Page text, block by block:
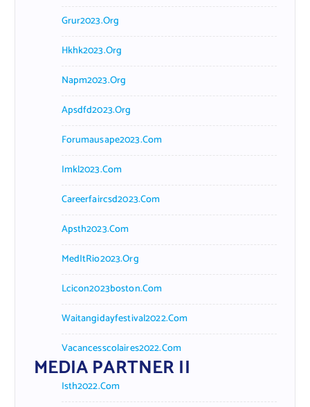
Grur2023.org
Hkhk2023.org
Napm2023.org
Apsdfd2023.org
Forumausape2023.com
Imkl2023.com
Careerfaircsd2023.com
Apsth2023.com
MedItRio2023.org
Lcicon2023boston.com
Waitangidayfestival2022.com
Vacancesscolaires2022.com
MEDIA PARTNER II
Isth2022.com